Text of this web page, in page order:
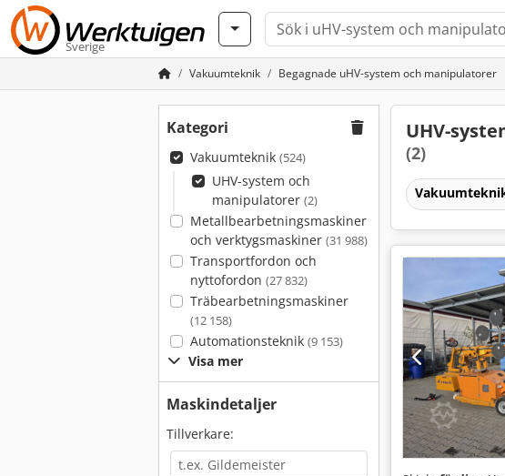
Sverige
Vakuumteknik Begagnade uHV-system och manipulatorer
Kategori
Vakuumteknik (524)
UHV-system och
manipulatorer (2)
Metallbearbetningsmaskiner
och verktygsmaskiner (31 988)
Transportfordon och
nyttofordon (27 832)
Träbearbetningsmaskiner
(12 158)
Automationsteknik (9 153)
Visa mer
Maskindetaljer
Tillverkare:
UHV-
(2)